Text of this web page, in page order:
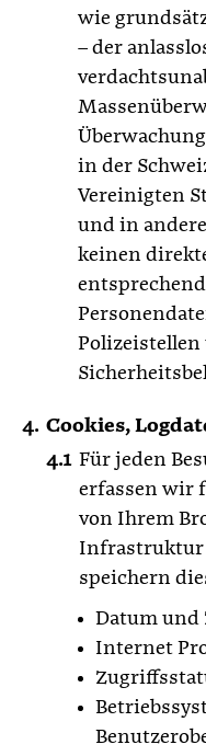
wie
– der
in der
Vereinigten
und in
keinen
Polizeistellen
Cookies,
Für jeden
erfassen wir
von Ihrem
Infrastruktur
speichern
Datum und
Internet